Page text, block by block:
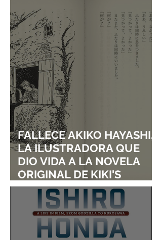
FALLECE AKIKO HAYASHI,
LA ILUSTRADORA QUE
DIO VIDA A LA NOVELA
ORIGINAL DE KIKI'S
DELIVERY SERVICE